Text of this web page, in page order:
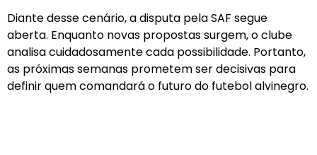
Diante desse cenário, a disputa pela SAF segue
aberta. Enquanto novas propostas surgem, o clube
analisa cuidadosamente cada possibilidade. Portanto,
as próximas semanas prometem ser decisivas para
definir quem comandará o futuro do futebol alvinegro.